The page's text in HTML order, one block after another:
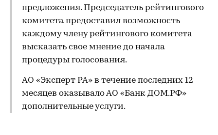
предложения. Председатель рейтингового
комитета предоставил возможность
каждому члену рейтингового комитета
высказать свое мнение до начала
процедуры голосования.
АО «Эксперт РА» в течение последних 12
месяцев оказывало АО «Банк ДОМ.РФ»
дополнительные услуги.